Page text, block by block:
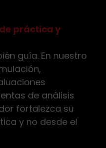
práctica y
guía. En nuestro
de análisis
fortalezca su
y no desde el